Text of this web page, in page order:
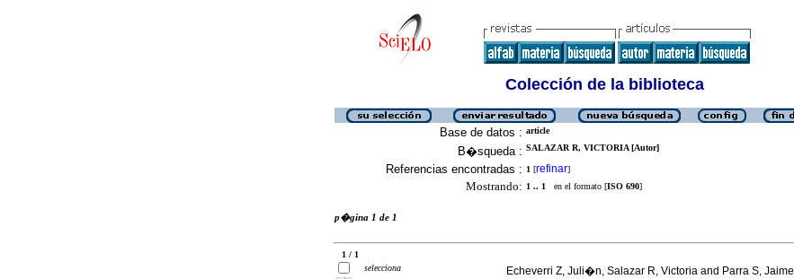
Colección de la biblioteca
Base de datos : article
B�squeda : SALAZAR R, VICTORIA [Autor]
Referencias encontradas : 1 [refinar]
Mostrando: 1 .. 1 en el formato [ISO 690]
p�gina 1 de 1
1 / 1
selecciona
Echeverri Z, Juli�n, Salazar R, Victoria and Parra S, Jaime